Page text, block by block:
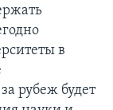
в
рубеж будет